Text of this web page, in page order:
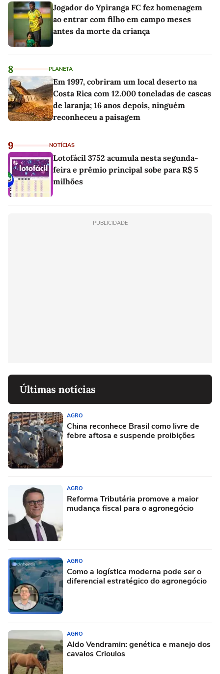
Jogador do Ypiranga FC fez homenagem
ao entrar com filho em campo meses
antes da morte da criança
8 PLANETA
Em 1997, cobriram um local deserto na
Costa Rica com 12.000 toneladas de cascas
de laranja; 16 anos depois, ninguém
reconheceu a paisagem
9 NOTÍCIAS
Lotofácil 3752 acumula nesta segunda-
feira e prêmio principal sobe para R$ 5
milhões
PUBLICIDADE
Últimas notícias
AGRO
China reconhece Brasil como livre de
febre aftosa e suspende proibições
AGRO
Reforma Tributária promove a maior
mudança fiscal para o agronegócio
AGRO
Como a logística moderna pode ser o
diferencial estratégico do agronegócio
AGRO
Aldo Vendramin: genética e manejo dos
cavalos Crioulos